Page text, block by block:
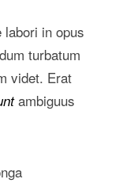
in opus
turbatum
videt. Erat
ambiguus